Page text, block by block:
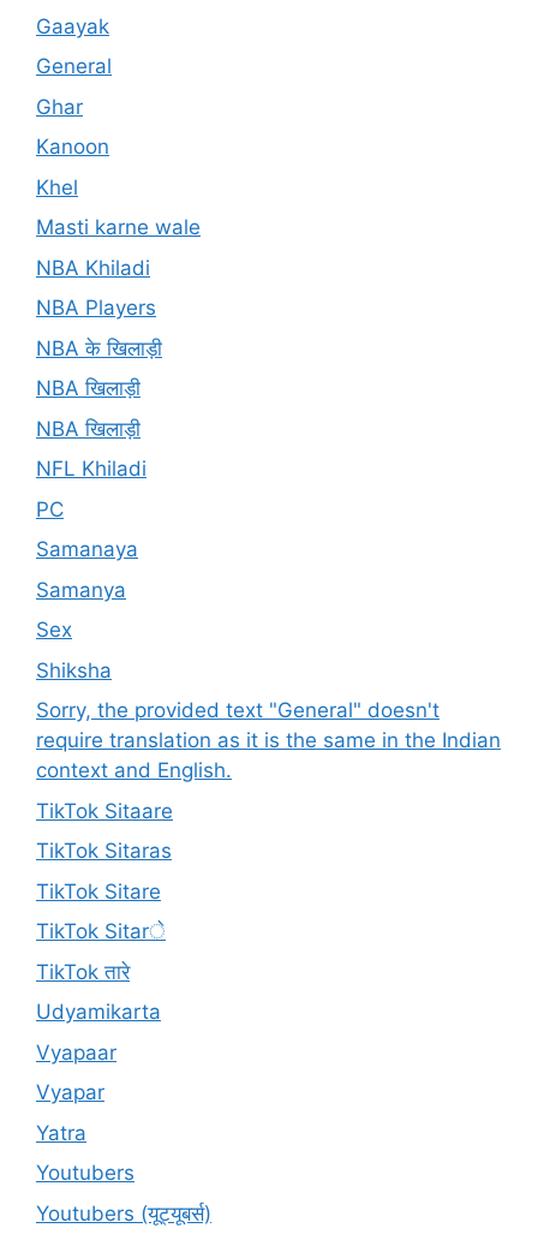
Gaayak
General
Ghar
Kanoon
Khel
Masti karne wale
NBA Khiladi
NBA Players
NBA के खिलाड़ी
NBA खिलाड़ी
NBA खिलाड़ी
NFL Khiladi
PC
Samanaya
Samanya
Sex
Shiksha
Sorry, the provided text "General" doesn't
require translation as it is the same in the Indian
context and English.
TikTok Sitaare
TikTok Sitaras
TikTok Sitare
TikTok Sitarे
TikTok तारे
Udyamikarta
Vyapaar
Vyapar
Yatra
Youtubers
Youtubers (यूट्यूबर्स)